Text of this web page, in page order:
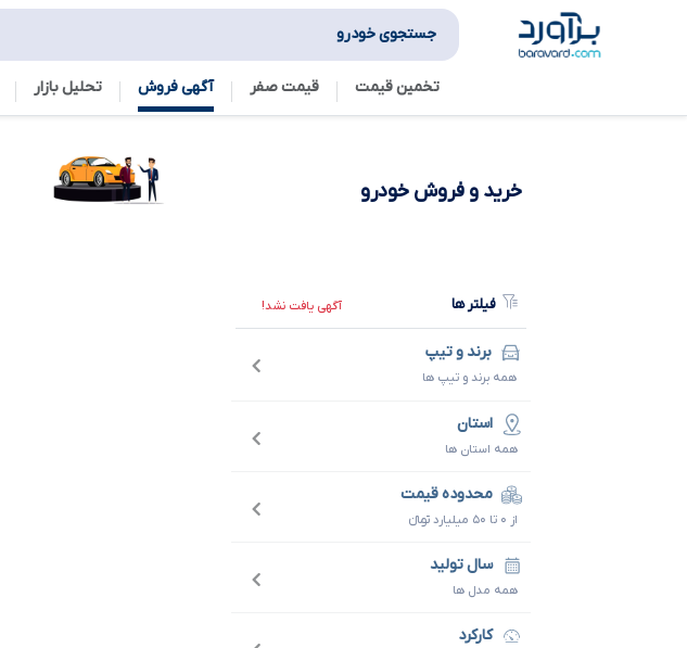
جستجوی خودرو
تخمین قیمت قیمت صفر آگهی فروش تحلیل بازار
خرید و فروش خودرو
فیلتر ها آگهی یافت نشد!
برند و تیپ
همه برند و تیپ ها
استان
همه استان ها
محدوده قیمت
از ۰ تا ۵۰ میلیارد تومانءءء
سال تولید
همه مدل ها
کارکرد